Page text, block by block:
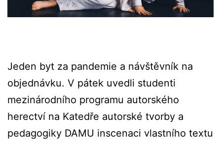
Jeden byt za pandemie a návštěvník na
objednávku. V pátek uvedli studenti
mezinárodního programu autorského
herectví na Katedře autorské tvorby a
pedagogiky DAMU inscenaci vlastního textu